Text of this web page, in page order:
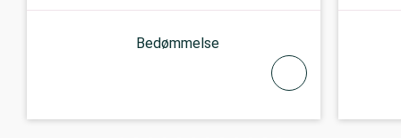
Bedømmelse